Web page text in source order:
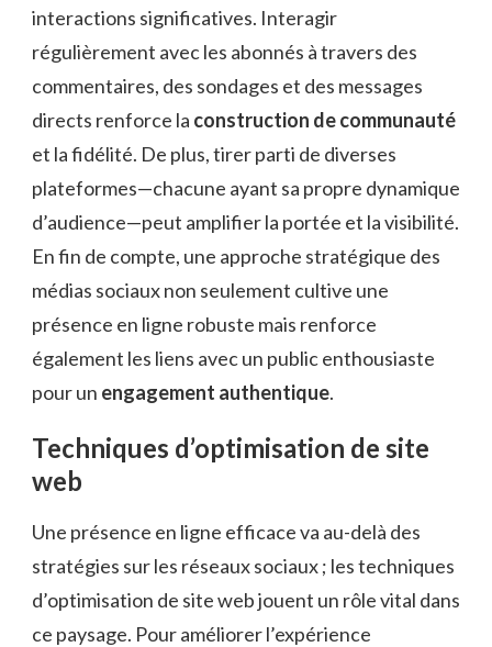
interactions significatives. Interagir
régulièrement avec les abonnés à travers des
commentaires, des sondages et des messages
directs renforce la construction de communauté
et la fidélité. De plus, tirer parti de diverses
plateformes—chacune ayant sa propre dynamique
d’audience—peut amplifier la portée et la visibilité.
En fin de compte, une approche stratégique des
médias sociaux non seulement cultive une
présence en ligne robuste mais renforce
également les liens avec un public enthousiaste
pour un engagement authentique.
Techniques d’optimisation de site
web
Une présence en ligne efficace va au-delà des
stratégies sur les réseaux sociaux ; les techniques
d’optimisation de site web jouent un rôle vital dans
ce paysage. Pour améliorer l’expérience